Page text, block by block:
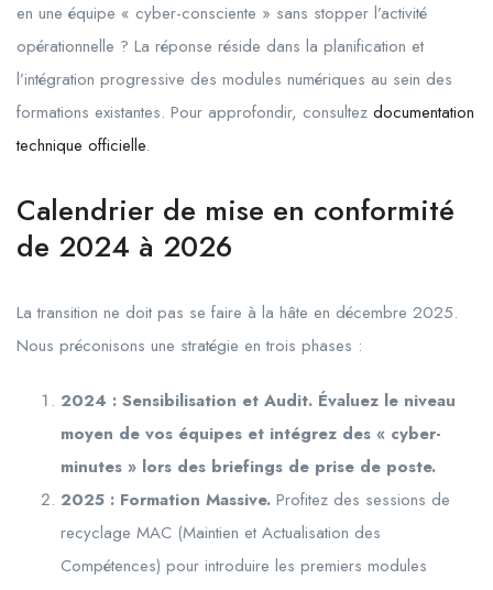
en une équipe « cyber-consciente » sans stopper l’activité
opérationnelle ? La réponse réside dans la planification et
l’intégration progressive des modules numériques au sein des
formations existantes. Pour approfondir, consultez documentation
technique officielle.
Calendrier de mise en conformité
de 2024 à 2026
La transition ne doit pas se faire à la hâte en décembre 2025.
Nous préconisons une stratégie en trois phases :
2024 : Sensibilisation et Audit. Évaluez le niveau
moyen de vos équipes et intégrez des « cyber-
minutes » lors des briefings de prise de poste.
2025 : Formation Massive. Profitez des sessions de
recyclage MAC (Maintien et Actualisation des
Compétences) pour introduire les premiers modules